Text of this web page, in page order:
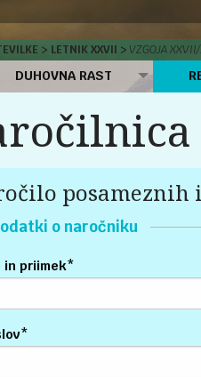
LETNIK XXVII VZGOJA
DUHOVNA RAST
posameznih
o naročniku
in priimek*
*